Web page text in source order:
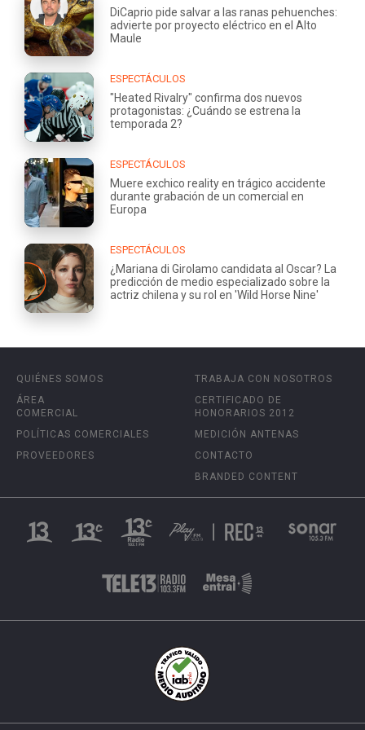
DiCaprio pide salvar a las ranas pehuenches:
advierte por proyecto eléctrico en el Alto
Maule
ESPECTÁCULOS
"Heated Rivalry" confirma dos nuevos
protagonistas: ¿Cuándo se estrena la
temporada 2?
ESPECTÁCULOS
Muere exchico reality en trágico accidente
durante grabación de un comercial en
Europa
ESPECTÁCULOS
¿Mariana di Girolamo candidata al Oscar? La
predicción de medio especializado sobre la
actriz chilena y su rol en 'Wild Horse Nine'
QUIÉNES SOMOS
ÁREA
COMERCIAL
POLÍTICAS COMERCIALES
PROVEEDORES
TRABAJA CON NOSOTROS
CERTIFICADO DE
HONORARIOS 2012
MEDICIÓN ANTENAS
CONTACTO
BRANDED CONTENT